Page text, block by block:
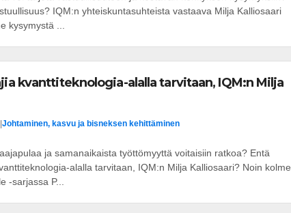
IQM:n yhteiskuntasuhteista vastaava Milja Kalliosaari
kysymystä ...
kvanttiteknologia-alalla tarvitaan, IQM:n Milja
Johtaminen, kasvu ja bisneksen kehittäminen
ja samanaikaista työttömyyttä voitaisiin ratkoa? Entä
alalla tarvitaan, IQM:n Milja Kalliosaari? Noin kolme
-sarjassa P...